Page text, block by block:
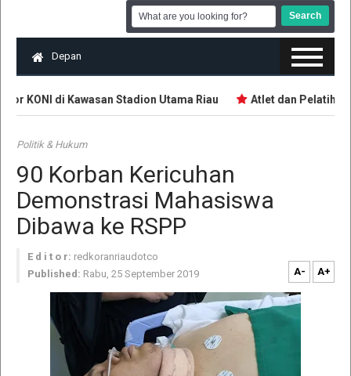
Depan
KONI di Kawasan Stadion Utama Riau Atlet dan Pelatih
Politik & Hukum
90 Korban Kericuhan
Demonstrasi Mahasiswa
Dibawa ke RSPP
E d i t o r: redkoranriaudotco
Published: Rabu, 25 September 2019 A- A+